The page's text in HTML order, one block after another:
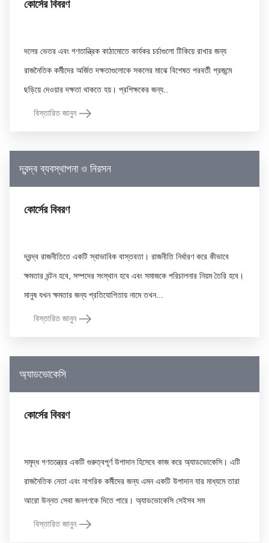
কোর্সের বিবরণ
দলের ভেতর এবং গণতান্ত্রিক কাঠামোতে কার্যকর চর্চাগুলো টিকিয়ে রাখার জন্য
রাজনৈতিক কর্মীদের অর্জিত দক্ষতাগুলোকে সকলের মাঝে বিশেষত পরবর্তী প্রজন্মে
বিস্তারিত জানুন
দ্বন্দ্ব ব্যবস্থাপনা ও নিরসন
কোর্সের বিবরণ
দ্বন্দ্ব রাজনীতিতে একটি স্বাভাবিক বাস্তবতা। রাজনীতি নির্ধারণ করে কীভাবে
ক্ষমতার বন্টন হবে, সম্পদের সংস্থান হবে এবং সমাজকে পরিচালনার নিয়ম তৈরি হবে।
বিস্তারিত জানুন
অ্যাডভোকেসি
কোর্সের বিবরণ
সমৃদ্ধ গণতন্ত্রের একটি গুরুত্বপূর্ণ উপাদান হিসেবে কাজ করে অ্যাডভোকেসি। এটি
রাজনৈতিক নেতা এবং নাগরিক কর্মীদের জন্য এমন একটি উপাদান যার মাধ্যমে তারা
বিস্তারিত জানুন